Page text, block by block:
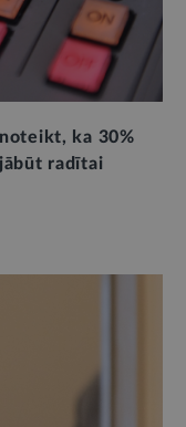
ka 30%
radītai